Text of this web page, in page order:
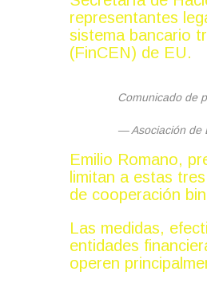
representantes
sistema bancario
(FinCEN) de EU.
Comunicado de
— Asociación de
Emilio Romano,
limitan a estas
de cooperación
Las medidas,
entidades
operen